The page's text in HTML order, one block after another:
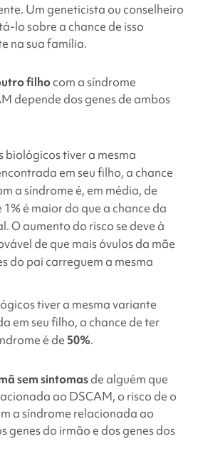
Um geneticista ou conselheiro
lo sobre a chance de isso
na sua família.
filhocom a síndrome
depende dos genes de ambos
biológicos tiver a mesma
em seu filho, a chance
a síndrome é, em média, de
1% é maior do que a chance da
O aumento do risco se deve à
de que mais óvulos da mãe
do pai carreguem a mesma
tiver a mesma variante
em seu filho, a chance de ter
é de 50%.
sem sintomasde alguém que
ao DSCAM, o risco de o
a síndrome relacionada ao
genes do irmão e dos genes dos